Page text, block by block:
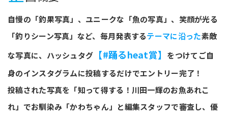
自慢の「釣果写真」、ユニークな「魚の写真」、笑顔が光る
「釣りシーン写真」など、毎月発表するテーマに沿った素敵
な写真に、ハッシュタグ 【#踊るheat賞】
をつけてご自
身のインスタグラムに投稿するだけでエントリー完了！
投稿された写真を「知って得する！川田一輝のお魚あれこ
れ」でお馴染み「かわちゃん」と編集スタッフで審査し、優